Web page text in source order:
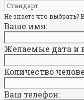
Не знаете что выбрать?
Ваше имя:
Желаемые дата и
Количество
Ваш телефон: